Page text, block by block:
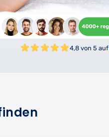
4,8 von 5 auf